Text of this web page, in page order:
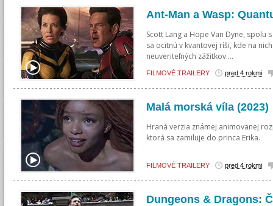
Ant-Man a Wasp:
Scott Lang a Hope Van Dyne, spolu
sa ocitnú v kvantovej ríši, kde na
neuveriteľných zážitkov....
FILMOVÉ TRAILERY pred 4 rokmi
Malá morská víla (2023)
Hraná verzia známej animovanej
ktorá sa zamiluje do princa Erika.
FILMOVÉ TRAILERY pred 4 rokmi
Dungeons & Dragons: